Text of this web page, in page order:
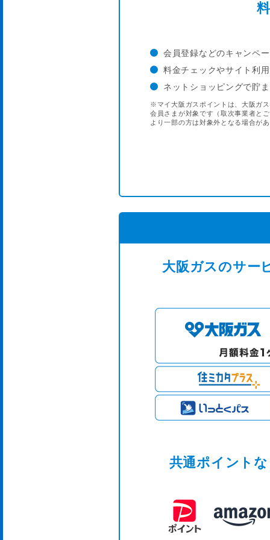
会員登録などのキャンペ
料金チェックやサイト利
ネットショッピングで貯ま
※マイ大阪ガスポイントは、大阪ガ
会員さまが対象です（取次事業者と
より一部の方は対象外となる場合があ
大阪ガスのサー
共通ポイント